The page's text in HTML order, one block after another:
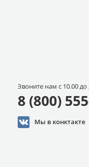
Звоните нам с 10.00
8 (800)
Мы в конктакте